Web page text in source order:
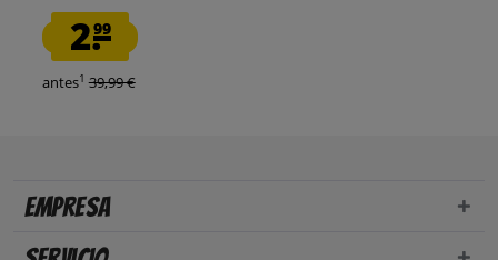
2.99
antes1 39,99 €
Empresa